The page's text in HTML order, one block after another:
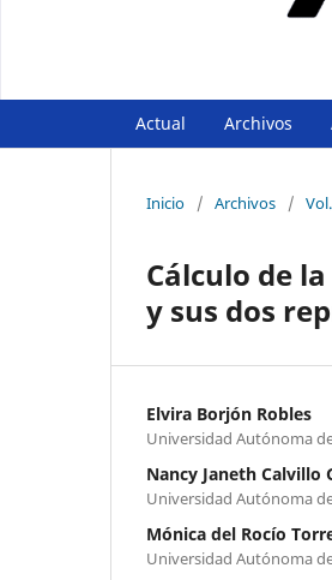
Actual Archivos
Inicio / Archivos /
Cálculo de
y sus dos
Elvira Borjón Robles
Universidad Autónoma
Nancy Janeth Calvillo
Universidad Autónoma
Mónica del Rocío
Universidad Autónoma